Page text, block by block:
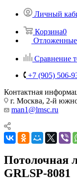
Личный
Корзина0
Отложенные
Сравнение
+7 (905) 506-
Контактная
г. Москва, 2-й
man1@lmsc.ru
Потолочная
GRLSP-8081